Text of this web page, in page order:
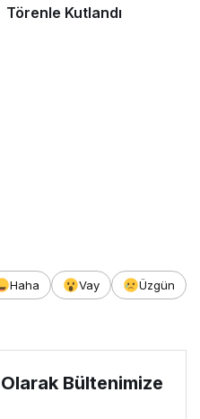
Törenle Kutlandı
Haha Vay
Üzgün
Bültenimize